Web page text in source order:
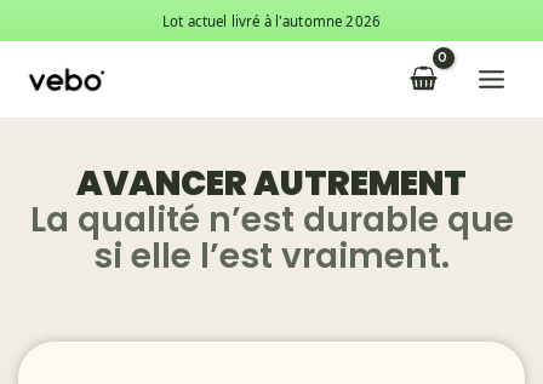
au
contenu
Lot actuel livré à l'automne 2026
Main
AVANCER AUTREMENT
La qualité n’est durable que
si elle l’est vraiment.